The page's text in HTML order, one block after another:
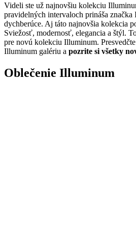
Videli ste už najnovšiu kolekciu
pravidelných intervaloch prináša
dychberúce. Aj táto najnovšia kolekcia
Sviežosť, modernosť, elegancia a štýl.
pre novú kolekciu Illuminum. Presvedčte
Illuminum galériu a pozrite si všetky
Oblečenie Illuminum